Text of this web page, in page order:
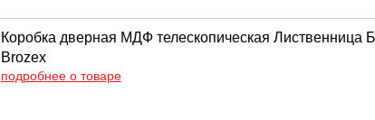
Коробка дверная МДФ телескопическая Лиственница
Brozex
подробнее о товаре